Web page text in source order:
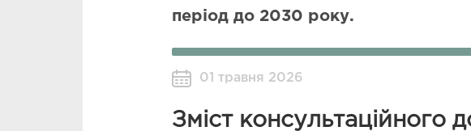
період до 2030 року.
01 травня 2026
Зміст консультаційного